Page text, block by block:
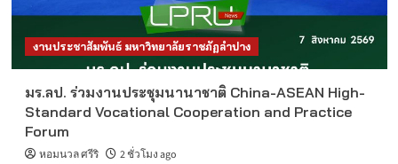
งานประชาสัมพันธ์ มหาวิทยาลัยราชภัฏลำปาง
มร.ลป. ร่วมงานประชุมนานาชาติ China-ASEAN High-
Standard Vocational Cooperation and Practice
Forum
หอมนวล ศรีริ 2 ชั่วโมง ago